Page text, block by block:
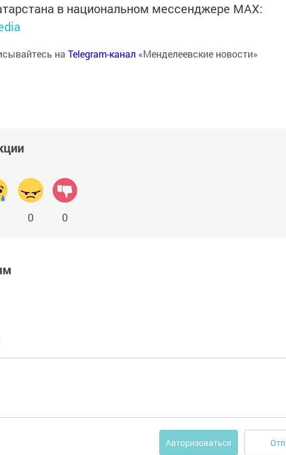
в национальном мессенджере MАХ:
на Telegram-канал «Менделеевские новости»
0 0
Авторизоваться